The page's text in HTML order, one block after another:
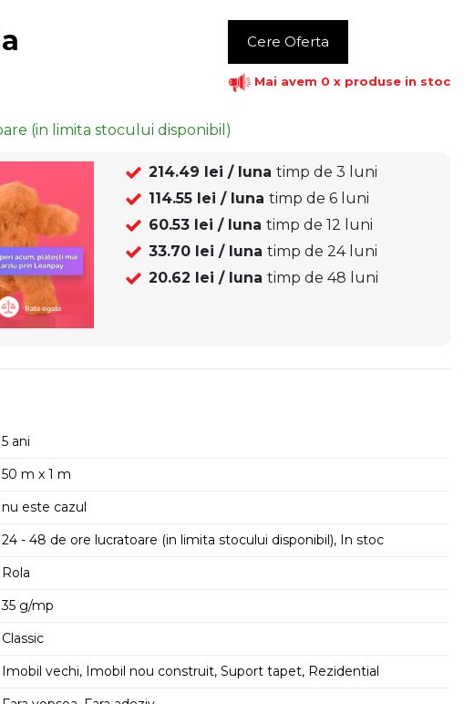
Cere Oferta
Mai avem 0 x produse in stoc
(in limita stocului disponibil)
214.49 lei / luna timp de 3 luni
114.55 lei / luna timp de 6 luni
60.53 lei / luna timp de 12
luni
33.70 lei / luna timp de 24luni
20.62 lei / luna timp de 48 luni
5 ani
50 m x 1 m
nu este cazul
24 - 48 de ore lucratoare (in limita stocului disponibil), In stoc
Rola
35 g/mp
Classic
Imobil vechi, Imobil nou construit, Suport tapet, Rezidential